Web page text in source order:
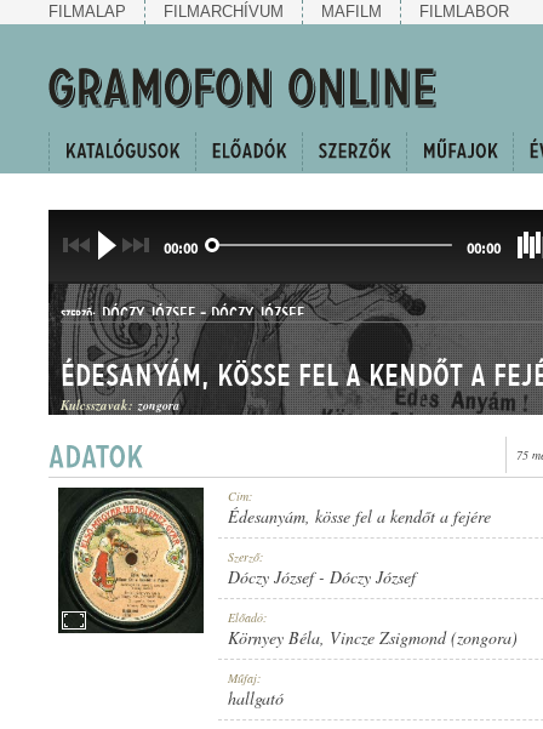
FILMALAP FILMARCHÍVUM MAFILM FILMLABOR
00:00 00:00
SZERZŐ: DÓCZY JÓZSEF-DÓCZY JÓZSEF
HALLGATÓ
1908 KÖRÜL
Édesanyám, kösse fel a kendőt a
Kulcsszavak: zongora
75
Cím:
Édesanyám, kösse fel a kendőt a fejére
Szerző:
Dóczy József- Dóczy József
Előadó:
Környey Béla, Vincze Zsigmond (zongora)
Műfaj:
hallgató